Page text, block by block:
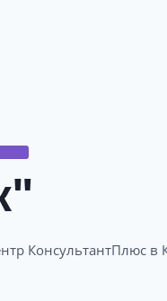
КонсультантПлюс в